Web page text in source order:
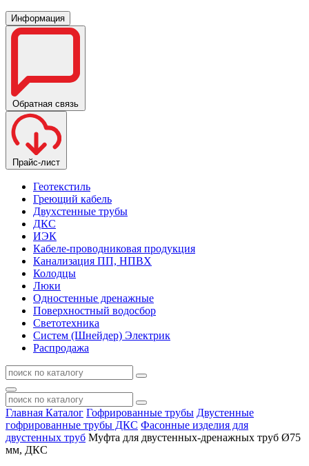
Информация
Обратная связь
Прайс-лист
Геотекстиль
Греющий кабель
Двухстенные трубы
ДКС
ИЭК
Кабеле-проводниковая продукция
Канализация ПП, НПВХ
Колодцы
Люки
Одностенные дренажные
Поверхностный водосбор
Светотехника
Систем (Шнейдер) Электрик
Распродажа
Главная Каталог Гофрированные трубы Двустенные
гофрированные трубы ДКС Фасонные изделия для
двустенных труб Муфта для двустенных-дренажных труб Ø75
мм, ДКС